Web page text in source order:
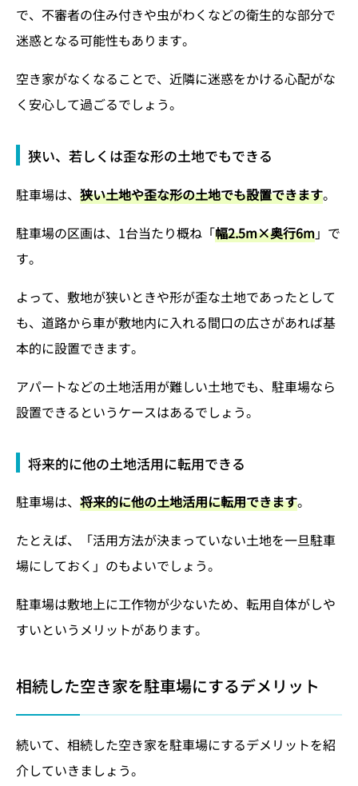
で、不審者の住み付きや虫がわくなどの衛生的な部分で
迷惑となる可能性もあります。
空き家がなくなることで、近隣に迷惑をかける心配がな
く安心して過ごるでしょう。
狭い、若しくは歪な形の土地でもできる
駐車場は、 狭い土地や歪な形の土地でも設置できます。
駐車場の区画は、1台当たり概ね「幅2.5m×奥行6m」で
す。
よって、敷地が狭いときや形が歪な土地であったとして
も、道路から車が敷地内に入れる間口の広さがあれば基
本的に設置できます。
アパートなどの土地活用が難しい土地でも、駐車場なら
設置できるというケースはあるでしょう。
将来的に他の土地活用に転用できる
駐車場は、 将来的に他の土地活用に転用できます。
たとえば、「活用方法が決まっていない土地を一旦駐車
場にしておく」のもよいでしょう。
駐車場は敷地上に工作物が少ないため、転用自体がしや
すいというメリットがあります。
相続した空き家を駐車場にするデメリット
続いて、相続した空き家を駐車場にするデメリットを紹
介していきましょう。